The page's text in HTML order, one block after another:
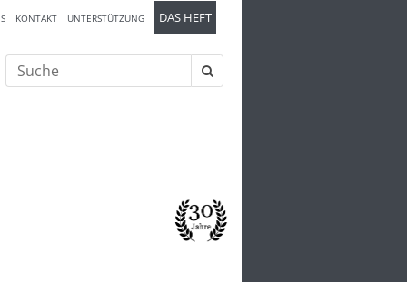
KONTAKT UNTERSTÜTZUNG DAS HEFT
Suche
nach: